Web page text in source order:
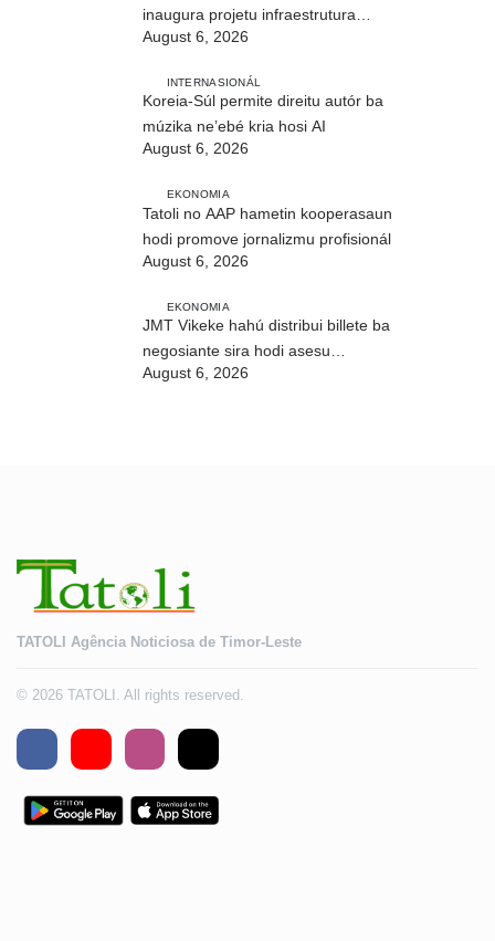
inaugura projetu infraestrutura
CIREP 12 iha Nítibe
August 6, 2026
INTERNASIONÁL
Koreia-Súl permite direitu autór ba
múzika ne’ebé kria hosi AI
August 6, 2026
EKONOMIA
Tatoli no AAP hametin kooperasaun
hodi promove jornalizmu profisionál
August 6, 2026
EKONOMIA
JMT Vikeke hahú distribui billete ba
negosiante sira hodi asesu
August 6, 2026
TATOLI Agência Noticiosa de Timor-Leste
© 2026 TATOLI. All rights reserved.